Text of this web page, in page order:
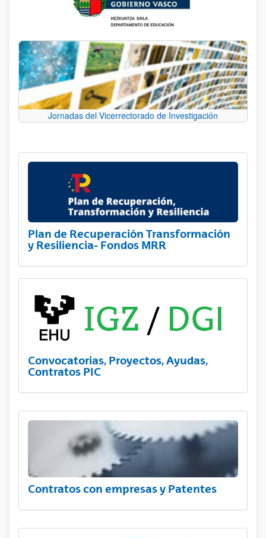
Jornadas del Vicerrectorado de Investigación
Plan de Recuperación Transformación
y Resiliencia- Fondos MRR
Convocatorias, Proyectos, Ayudas,
Contratos PIC
Contratos con empresas y Patentes